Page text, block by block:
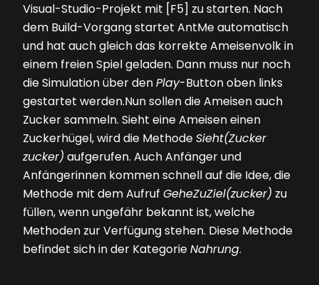
Visual-Studio-Projekt mit [F5] zu starten. Nach
dem Build-Vorgang startet AntMe automatisch
und hat auch gleich das korrekte Ameisenvolk in
einem freien Spiel geladen. Dann muss nur noch
die Simulation über denPlay-Button oben links
gestartet werden.Nun sollen die Ameisen auch
Zucker sammeln. Sieht eine Ameisen einen
Zuckerhügel, wird die MethodeSieht(Zucker
zucker) aufgerufen. Auch Anfänger und
Anfängerinnen kommen schnell auf die Idee, die
Methode mit dem Aufruf GeheZuZiel(zucker) zu
füllen, wenn ungefähr bekannt ist, welche
Methoden zur Verfügung stehen. Diese Methode
befindet sich in der KategorieNahrung.